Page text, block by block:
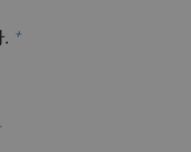
. +